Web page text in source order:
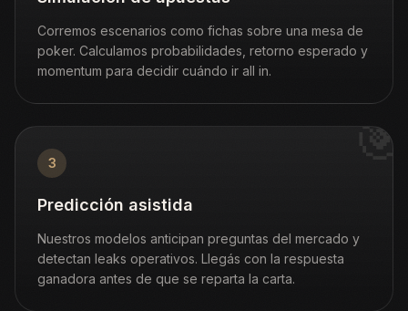
Corremos escenarios como fichas sobre una mesa de
poker. Calculamos probabilidades, retorno esperado y
momentum para decidir cuándo ir all in.
🎯
3
Predicción asistida
Nuestros modelos anticipan preguntas del mercado y
detectan leaks operativos. Llegás con la respuesta
ganadora antes de que se reparta la carta.